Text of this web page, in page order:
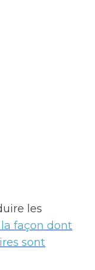
les
façon dont
sont